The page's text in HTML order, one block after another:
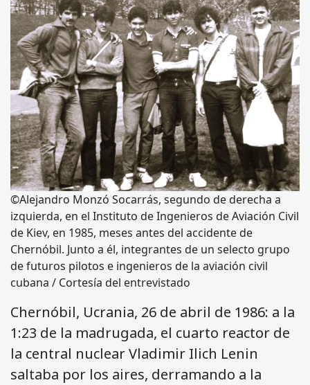
©Alejandro Monzó Socarrás, segundo de derecha a
izquierda, en el Instituto de Ingenieros de Aviación Civil
de Kiev, en 1985, meses antes del accidente de
Chernóbil. Junto a él, integrantes de un selecto grupo
de futuros pilotos e ingenieros de la aviación civil
cubana / Cortesía del entrevistado
Chernóbil, Ucrania, 26 de abril de 1986: a la
1:23 de la madrugada, el cuarto reactor de
la central nuclear Vladimir Ilich Lenin
saltaba por los aires, derramando a la